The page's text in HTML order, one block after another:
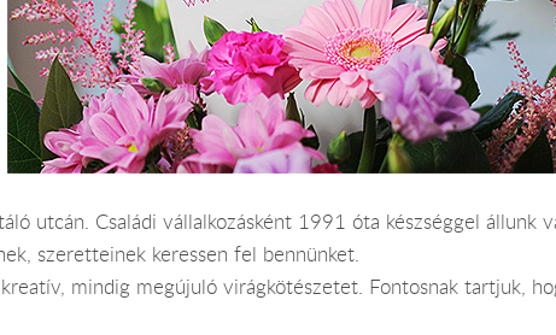
utcán. Családi vállalkozásként 1991 óta készséggel állunk
szeretteinek keressen fel bennünket.
mindig megújuló virágkötészetet. Fontosnak tartjuk,